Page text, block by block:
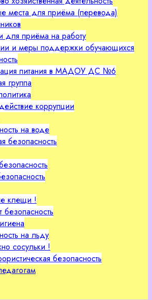
места для приёма (перевода)
для приёма на работу
и меры поддержки обучающихся
питания в МАДОУ ДС №6
группа
коррупции
на воде
безопасность
клещи !
безопасность
на льду
сосульки !
безопасность